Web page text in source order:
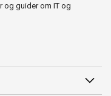
og guider om IT og